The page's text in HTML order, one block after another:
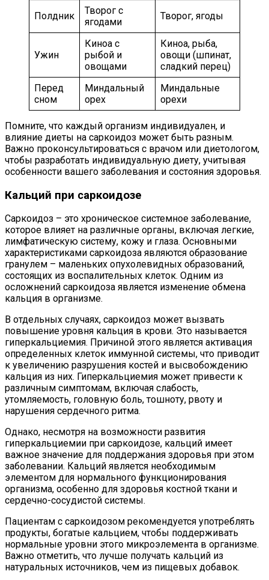
Полдник
Творог с
ягодами
Творог, ягоды
Ужин
Киноа с
рыбой и
овощами
Киноа, рыба,
овощи (шпинат,
сладкий перец)
Перед
сном
Миндальный
орех
Миндальные
орехи
Помните, что каждый организм индивидуален, и
влияние диеты на саркоидоз может быть разным.
Важно проконсультироваться с врачом или диетологом,
чтобы разработать индивидуальную диету, учитывая
особенности вашего заболевания и состояния здоровья.
Кальций при саркоидозе
Саркоидоз – это хроническое системное заболевание,
которое влияет на различные органы, включая легкие,
лимфатическую систему, кожу и глаза. Основными
характеристиками саркоидоза являются образование
гранулем – маленьких опухолевидных образований,
состоящих из воспалительных клеток. Одним из
осложнений саркоидоза является изменение обмена
кальция в организме.
В отдельных случаях, саркоидоз может вызвать
повышение уровня кальция в крови. Это называется
гиперкальциемия. Причиной этого является активация
определенных клеток иммунной системы, что приводит
к увеличению разрушения костей и высвобождению
кальция из них. Гиперкальциемия может привести к
различным симптомам, включая слабость,
утомляемость, головную боль, тошноту, рвоту и
нарушения сердечного ритма.
Однако, несмотря на возможности развития
гиперкальциемии при саркоидозе, кальций имеет
важное значение для поддержания здоровья при этом
заболевании. Кальций является необходимым
элементом для нормального функционирования
организма, особенно для здоровья костной ткани и
сердечно-сосудистой системы.
Пациентам с саркоидозом рекомендуется употреблять
продукты, богатые кальцием, чтобы поддерживать
нормальные уровни этого микроэлемента в организме.
Важно отметить, что лучше получать кальций из
натуральных источников, чем из пищевых добавок.